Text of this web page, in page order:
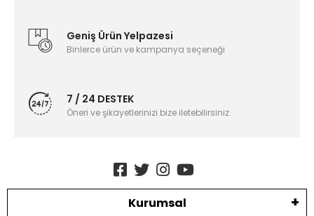
Geniş Ürün Yelpazesi
Binlerce ürün ve kampanya seçeneği
7 / 24 DESTEK
Öneri ve şikayetlerinizi bize iletebilirsiniz.
Kurumsal